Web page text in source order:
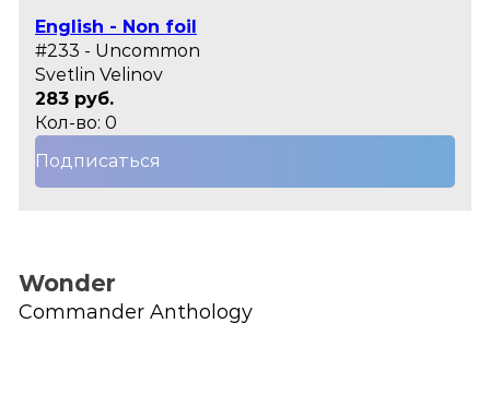
English - Non foil
#233 - Uncommon
Svetlin Velinov
283 руб.
Кол-во: 0
Подписаться
Wonder
Commander Anthology